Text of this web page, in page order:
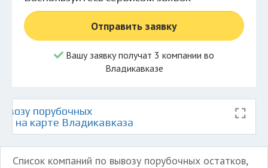
Отправить заявку
Вашу заявку получат 3 компании во
Владикавказе
порубочных
на карте Владикавказа
Список компаний по вывозу порубочных остатков,